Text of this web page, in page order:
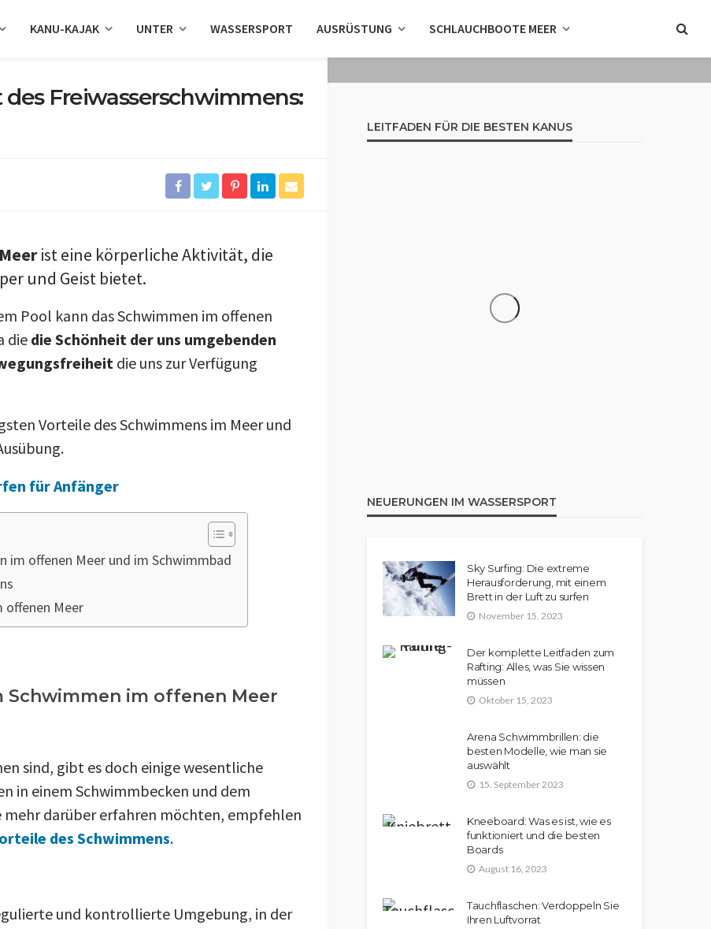
KANU-KAJAK UNTER WASSERSPORT AUSRÜSTUNG SCHLAUCHBOOTE MEER
Freiwasserschwimmens:
ist eine körperliche Aktivität, die
und Geist bietet.
Pool kann das Schwimmen im offenen
die die Schönheit der uns umgebenden
die uns zur Verfügung
Vorteile des Schwimmens im Meer und
für Anfänger
im offenen Meer und im Schwimmbad
offenen Meer
Schwimmen im offenen Meer
sind, gibt es doch einige wesentliche
in einem Schwimmbecken und dem
mehr darüber erfahren möchten, empfehlen
des Schwimmens.
und kontrollierte Umgebung, in der
LEITFADEN FÜR DIE BESTEN KANUS
NEUERUNGEN IM WASSERSPORT
Sky Surfing: Die extreme
Herausforderung, mit einem
Brett in der Luft zu surfen
November 15, 2023
Der komplette Leitfaden zum
Rafting: Alles, was Sie wissen
müssen
Oktober 15, 2023
Arena Schwimmbrillen: die
besten Modelle, wie man sie
auswählt
15. September 2023
Kneeboard: Was es ist, wie es
funktioniert und die besten
Boards
August 16, 2023
Tauchflaschen: Verdoppeln Sie
Ihren Luftvorrat